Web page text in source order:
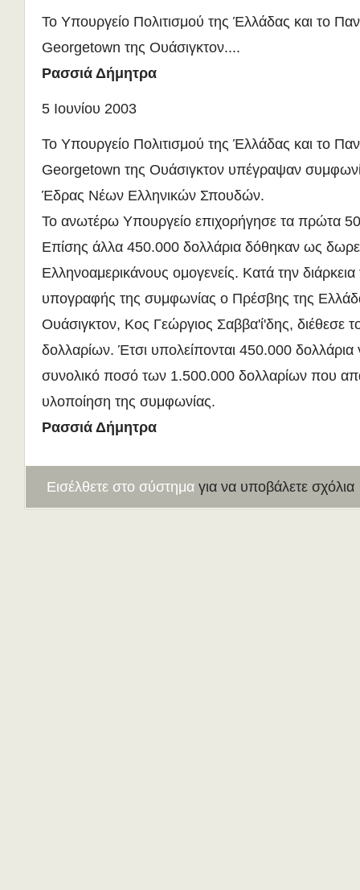
Το Υπουργείο Πολιτισμού της Έλλάδας και το
Georgetown της Ουάσιγκτον....
Ρασσιά Δήμητρα
5 Ιουνίου 2003
Το Υπουργείο Πολιτισμού της Έλλάδας και το
Georgetown της Ουάσιγκτον υπέγραψαν
Έδρας Νέων Ελληνικών Σπουδών.
Το ανωτέρω Υπουργείο επιχορήγησε τα πρώτα
Επίσης άλλα 450.000 δολλάρια δόθηκαν ως
Ελληνοαμερικάνους ομογενείς. Κατά την διάρκεια
υπογραφής της συμφωνίας ο Πρέσβης της
Ουάσιγκτον, Κος Γεώργιος Σαββα'ί'δης, διέθεσε
δολλαρίων. Έτσι υπολείπονται 450.000 δολλάρια
συνολικό ποσό των 1.500.000 δολλαρίων που
υλοποίηση της συμφωνίας.
Ρασσιά Δήμητρα
Εισέλθετε στο σύστημα για να υποβάλετε σχόλια